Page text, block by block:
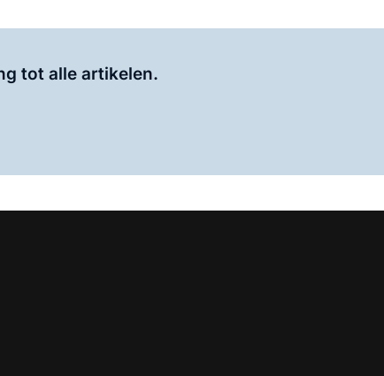
tot alle artikelen.